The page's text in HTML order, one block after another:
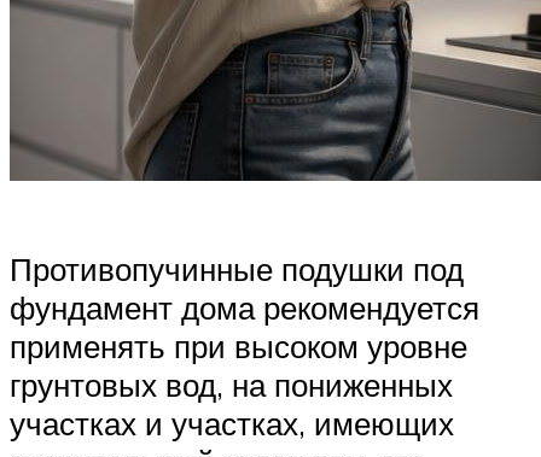
Противопучинные подушки под
фундамент дома рекомендуется
применять при высоком уровне
грунтовых вод, на пониженных
участках и участках, имеющих